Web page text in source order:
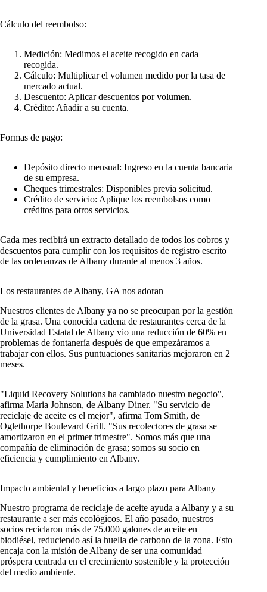
Cálculo del reembolso:
Medición: Medimos el aceite recogido en cada
recogida.
Cálculo: Multiplicar el volumen medido por la tasa de
mercado actual.
Descuento: Aplicar descuentos por volumen.
Crédito: Añadir a su cuenta.
Formas de pago:
Depósito directo mensual: Ingreso en la cuenta bancaria
de su empresa.
Cheques trimestrales: Disponibles previa solicitud.
Crédito de servicio: Aplique los reembolsos como
créditos para otros servicios.
Cada mes recibirá un extracto detallado de todos los cobros y
descuentos para cumplir con los requisitos de registro escrito
de las ordenanzas de Albany durante al menos 3 años.
Los restaurantes de Albany, GA nos adoran
Nuestros clientes de Albany ya no se preocupan por la gestión
de la grasa. Una conocida cadena de restaurantes cerca de la
Universidad Estatal de Albany vio una reducción de 60% en
problemas de fontanería después de que empezáramos a
trabajar con ellos. Sus puntuaciones sanitarias mejoraron en 2
meses.
"Liquid Recovery Solutions ha cambiado nuestro negocio",
afirma Maria Johnson, de Albany Diner. "Su servicio de
reciclaje de aceite es el mejor", afirma Tom Smith, de
Oglethorpe Boulevard Grill. "Sus recolectores de grasa se
amortizaron en el primer trimestre". Somos más que una
compañía de eliminación de grasa; somos su socio en
eficiencia y cumplimiento en Albany.
Impacto ambiental y beneficios a largo plazo para Albany
Nuestro programa de reciclaje de aceite ayuda a Albany y a su
restaurante a ser más ecológicos. El año pasado, nuestros
socios reciclaron más de 75.000 galones de aceite en
biodiésel, reduciendo así la huella de carbono de la zona. Esto
encaja con la misión de Albany de ser una comunidad
próspera centrada en el crecimiento sostenible y la protección
del medio ambiente.